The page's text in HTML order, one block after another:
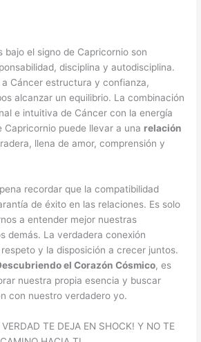
bajo el signo de Capricornio son
disciplina y autodisciplina.
Cáncer estructura y confianza,
alcanzar un equilibrio. La combinación
e intuitiva de Cáncer con la energía
puede llevar a una relación
llena de amor, comprensión y
recordar que la compatibilidad
de éxito en las relaciones. Es solo
a entender mejor nuestras
demás. La verdadera conexión
y la disposición a crecer juntos.
el Corazón Cósmico, es
nuestra propia esencia y buscar
con nuestro verdadero yo.
TE DEJA EN SHOCK! Y NO TE